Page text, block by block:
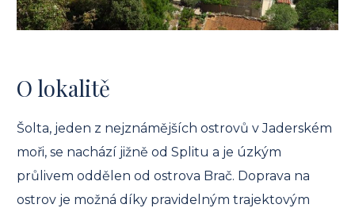
O lokalitě
Šolta, jeden z nejznámějších ostrovů v Jaderském
moři, se nachází jižně od Splitu a je úzkým
průlivem oddělen od ostrova Brač. Doprava na
ostrov je možná díky pravidelným trajektovým